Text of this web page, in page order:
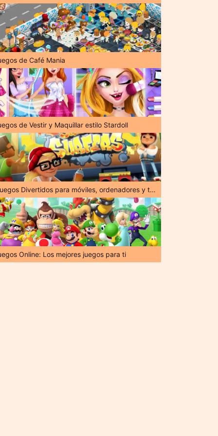
de Café Mania
de Vestir y Maquillar estilo Stardoll
¡Juegos Divertidos para móviles, ordenadores y tabletas!
Online: Los mejores juegos para ti